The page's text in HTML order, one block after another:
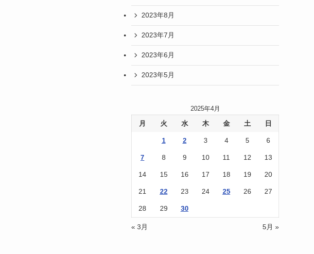
2023年8月
2023年7月
2023年6月
2023年5月
2025年4月
月 火 水 木 金 土 日
1 2 3 4 5 6
7 8 9 10 11 12 13
14 15 16 17 18 19 20
21 22 23 24 25 26 27
28 29 30
« 3月 5月 »